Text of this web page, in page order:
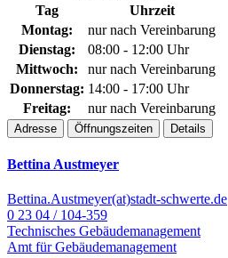
Tag
Uhrzeit
Montag:
nur nach Vereinbarung
Dienstag:
08:00 - 12:00 Uhr
Mittwoch:
nur nach Vereinbarung
Donnerstag: 14:00 - 17:00 Uhr
Freitag:
nur nach Vereinbarung
Adresse Öffnungszeiten Details
Bettina Austmeyer
Bettina.Austmeyer(at)stadt-schwerte.de
0 23 04 / 104-359
Technisches Gebäudemanagement
Amt für Gebäudemanagement